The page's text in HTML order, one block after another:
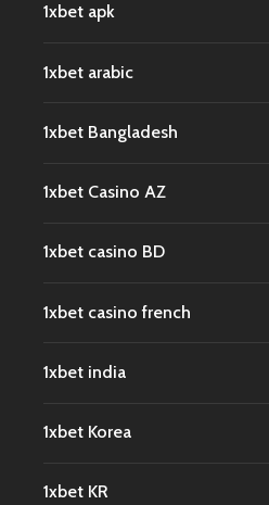
1xbet apk
1xbet arabic
1xbet Bangladesh
1xbet Casino AZ
1xbet casino BD
1xbet casino french
1xbet india
1xbet Korea
1xbet KR